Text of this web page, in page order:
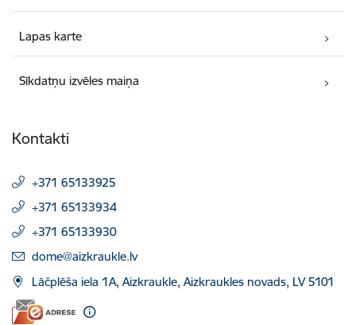
Lapas karte
Sīkdatņu izvēles maiņa
Kontakti
+371 65133925
+371 65133934
+371 65133930
E-pasts:
dome@aizkraukle.lv
Lāčplēša iela 1A, Aizkraukle, Aizkraukles novads, LV 5101